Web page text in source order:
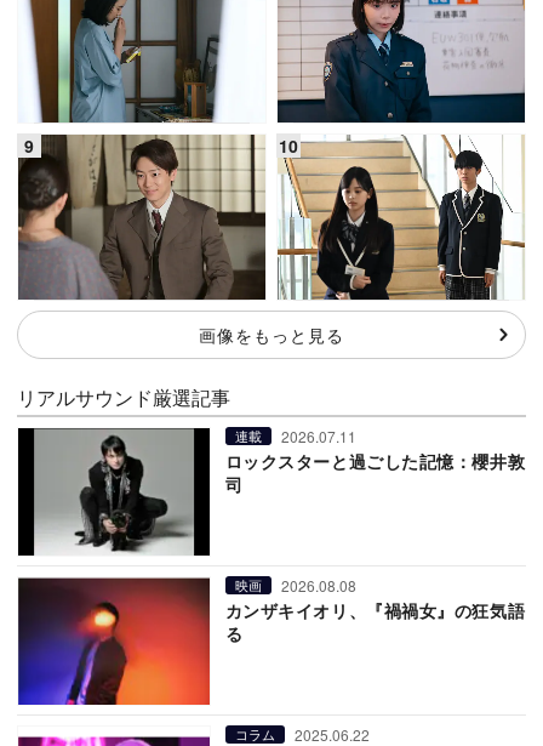
画像をもっと見る
リアルサウンド厳選記事
連載 2026.07.11
ロックスターと過ごした記憶：櫻井敦
司
映画 2026.08.08
カンザキイオリ、『禍禍女』の狂気語
る
コラム 2025.06.22